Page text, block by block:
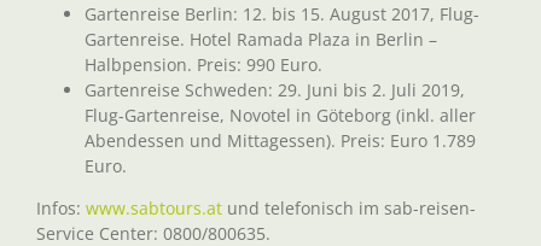
Gartenreise Berlin: 12. bis 15. August 2017, Flug-
Gartenreise. Hotel Ramada Plaza in Berlin –
Halbpension. Preis: 990 Euro.
Gartenreise Schweden: 29. Juni bis 2. Juli 2019,
Flug-Gartenreise, Novotel in Göteborg (inkl. aller
Abendessen und Mittagessen). Preis: Euro 1.789
Euro.
Infos: www.sabtours.at und telefonisch im sab-reisen-
Service Center: 0800/800635.